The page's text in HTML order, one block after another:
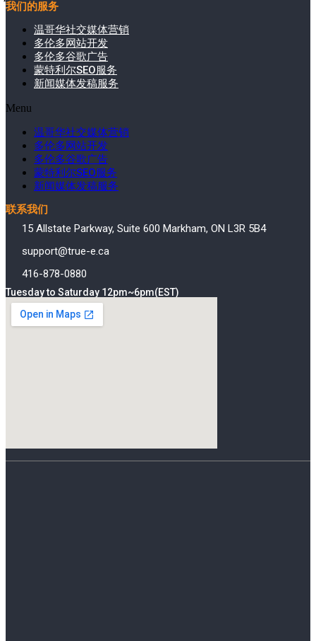
我们的服务
温哥华社交媒体营销
多伦多网站开发
多伦多谷歌广告
蒙特利尔SEO服务
新闻媒体发稿服务
Menu
温哥华社交媒体营销
多伦多网站开发
多伦多谷歌广告
蒙特利尔SEO服务
新闻媒体发稿服务
联系我们
15 Allstate Parkway, Suite 600 Markham, ON L3R 5B4
support@true-e.ca
416-878-0880
Tuesday to Saturday 12pm~6pm(EST)